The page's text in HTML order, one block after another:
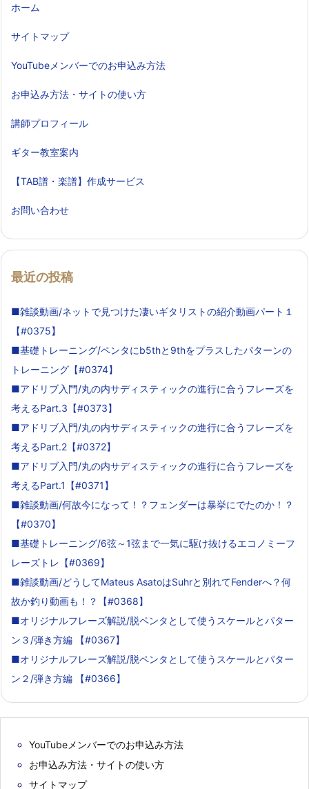
ホーム
サイトマップ
YouTubeメンバーでのお申込み方法
お申込み方法・サイトの使い方
講師プロフィール
ギター教室案内
【TAB譜・楽譜】作成サービス
お問い合わせ
最近の投稿
■雑談動画/ネットで見つけた凄いギタリストの紹介動画パート１
【#0375】
■基礎トレーニング/ペンタにb5thと9thをプラスしたパターンの
トレーニング【#0374】
■アドリブ入門/丸の内サディスティックの進行に合うフレーズを
考えるPart.3【#0373】
■アドリブ入門/丸の内サディスティックの進行に合うフレーズを
考えるPart.2【#0372】
■アドリブ入門/丸の内サディスティックの進行に合うフレーズを
考えるPart.1【#0371】
■雑談動画/何故今になって！？フェンダーは暴挙にでたのか！？
【#0370】
■基礎トレーニング/6弦～1弦まで一気に駆け抜けるエコノミーフ
レーズトレ【#0369】
■雑談動画/どうしてMateus AsatoはSuhrと別れてFenderへ？何
故か釣り動画も！？【#0368】
■オリジナルフレーズ解説/脱ペンタとして使うスケールとパター
ン３/弾き方編 【#0367】
■オリジナルフレーズ解説/脱ペンタとして使うスケールとパター
ン２/弾き方編 【#0366】
YouTubeメンバーでのお申込み方法
お申込み方法・サイトの使い方
サイトマップ